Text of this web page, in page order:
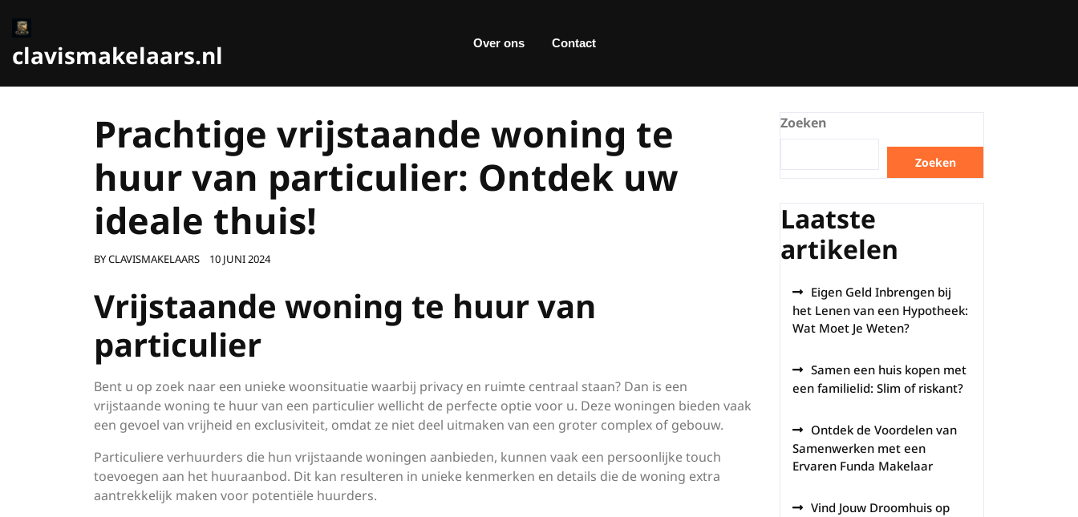
naar
inhoud
clavismakelaars.nl Over ons Contact
Prachtige vrijstaande woning te
huur van particulier: Ontdek uw
ideale thuis!
BYCLAVISMAKELAARS 10 JUNI 2024
Vrijstaande woning te huur van
particulier
Bent u op zoek naar een unieke woonsituatie waarbij privacy en ruimte centraal staan? Dan is een
vrijstaande woning te huur van een particulier wellicht de perfecte optie voor u. Deze woningen bieden vaak
een gevoel van vrijheid en exclusiviteit, omdat ze niet deel uitmaken van een groter complex of gebouw.
Particuliere verhuurders die hun vrijstaande woningen aanbieden, kunnen vaak een persoonlijke touch
toevoegen aan het huuraanbod. Dit kan resulteren in unieke kenmerken en details die de woning extra
aantrekkelijk maken voor potentiële huurders.
Zoeken
Zoeken
Laatste
artikelen
Eigen Geld Inbrengen bij
het Lenen van een Hypotheek:
Wat Moet Je Weten?
Samen een huis kopen met
een familielid: Slim of riskant?
Ontdek de Voordelen van
Samenwerken met een
Ervaren Funda Makelaar
Vind Jouw Droomhuis op